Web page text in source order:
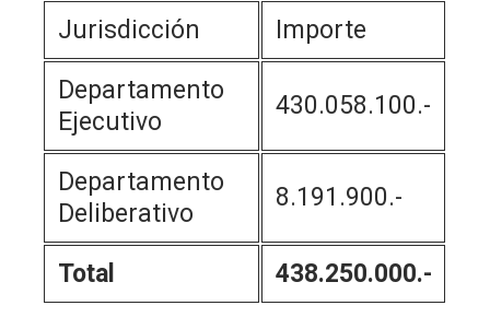
Jurisdicción Importe
Departamento
Ejecutivo
430.058.100.-
Departamento
Deliberativo
8.191.900.-
Total 438.250.000.-